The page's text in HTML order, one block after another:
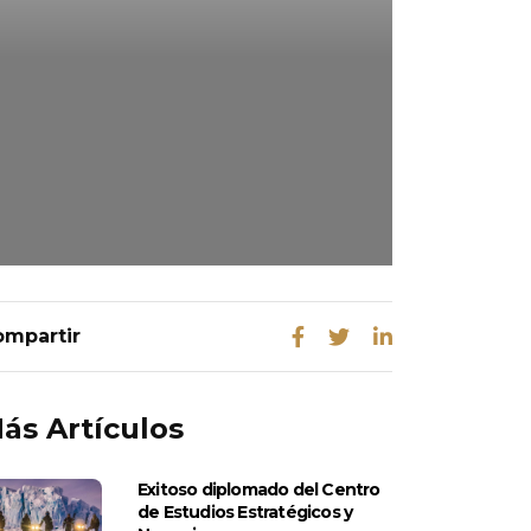
Artículos
Exitoso diplomado del Centro
de Estudios Estratégicos y